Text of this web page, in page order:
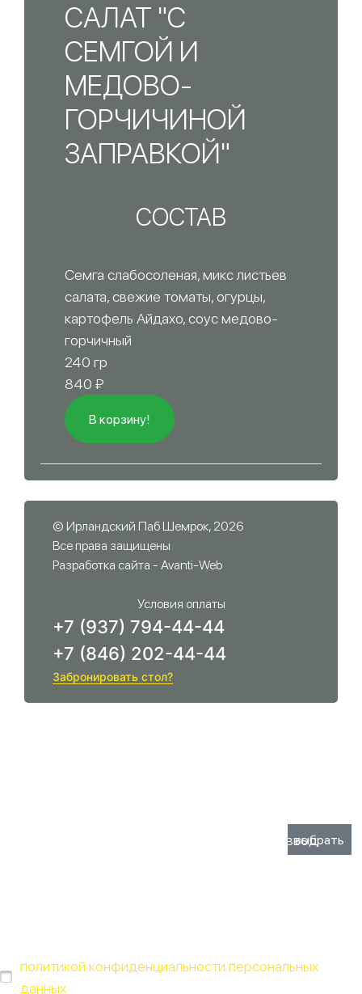
САЛАТ "С
СЕМГОЙ И
МЕДОВО-
ГОРЧИЧИНОЙ
ЗАПРАВКОЙ"
СОСТАВ
Семга слабосоленая, микс листьев
салата, свежие томаты, огурцы,
картофель Айдахо, соус медово-
горчичный
240 гр
840 ₽
В корзину!
© Ирландский Паб Шемрок, 2026
Все права защищены
Разработка сайта - Avanti-Web
Условия оплаты
+7 (937) 794-44-44
+7 (846) 202-44-44
Забронировать стол?
Неверный ввод
политикой конфиденциальности персональных
данных